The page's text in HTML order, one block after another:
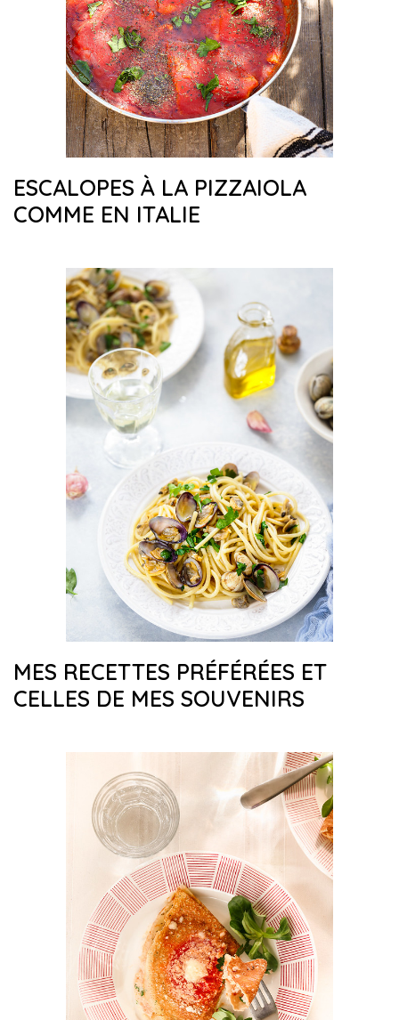
ESCALOPES À LA PIZZAIOLA
COMME EN ITALIE
MES RECETTES PRÉFÉRÉES ET
CELLES DE MES SOUVENIRS